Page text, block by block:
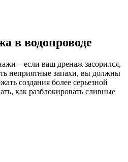
в водопроводе
– если ваш дренаж засорился,
неприятные запахи, вы должны
создания более серьезной
как разблокировать сливные